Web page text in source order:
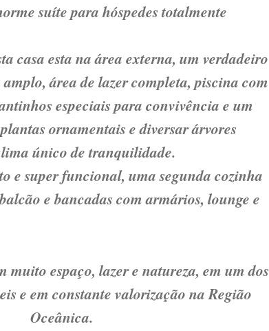
suíte para hóspedes totalmente
casa esta na área externa, um verdadeiro
área de lazer completa, piscina com
especiais para convivência e um
ornamentais e diversar árvores
único de tranquilidade.
e super funcional, uma segunda cozinha
e bancadas com armários, lounge e
muito espaço, lazer e natureza, em um dos
e em constante valorização na Região
Oceânica.